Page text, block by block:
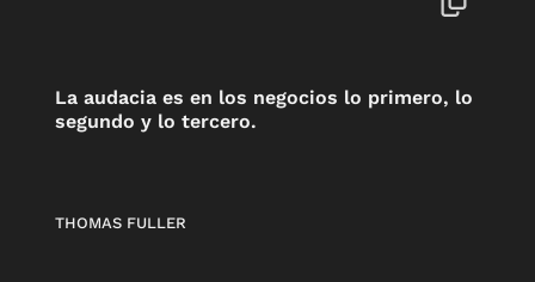
La audacia es en los negocios lo primero, lo
segundo y lo tercero.
THOMAS FULLER